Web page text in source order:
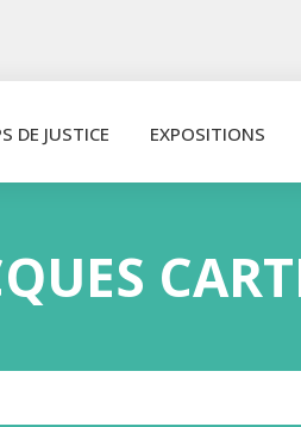
DE JUSTICE EXPOSITIONS